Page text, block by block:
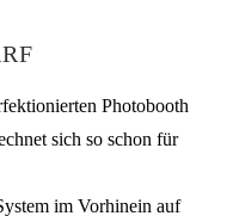
Photobooth
sich so schon für
im Vorhinein auf